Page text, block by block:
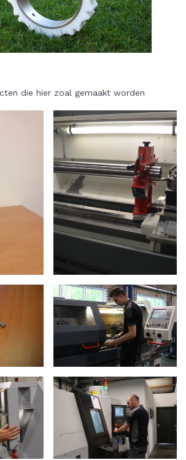
die hier zoal gemaakt worden